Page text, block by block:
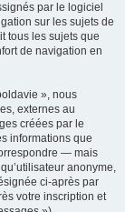
par le logiciel
sur les sujets de
tous les sujets que
de navigation en
», nous
externes au
créées par le
informations que
— mais
anonyme,
ci-après par
votre inscription et